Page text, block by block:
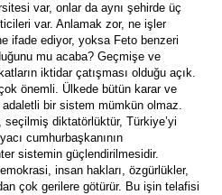
var, onlar da aynı şehirde üç
var. Anlamak zor, ne işler
ifade ediyor, yoksa Feto benzeri
mu acaba? Geçmişe ve
iktidar çatışması olduğu açık.
önemli. Ülkede bütün karar ve
bir sistem mümkün olmaz.
diktatörlüktür, Türkiye’yi
cumhurbaşkanının
sistemin güçlendirilmesidir.
insan hakları, özgürlükler,
çok gerilere götürür. Bu işin telafisi